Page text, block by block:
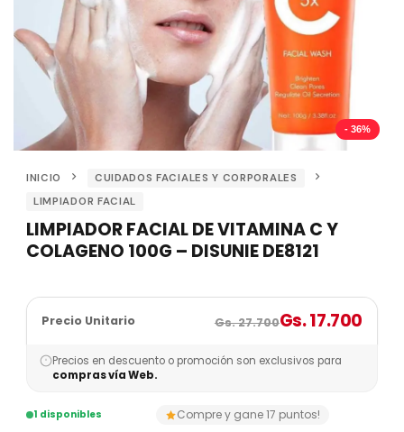
- 36%
INICIO
CUIDADOS FACIALES Y CORPORALES
LIMPIADOR FACIAL
LIMPIADOR FACIAL DE VITAMINA C Y
COLAGENO 100G – DISUNIE DE8121
Precio Unitario Gs. 27.700Gs. 17.700
Precios en descuento o promoción son exclusivos para
compras vía Web.
1 disponibles Compre y gane 17 puntos!